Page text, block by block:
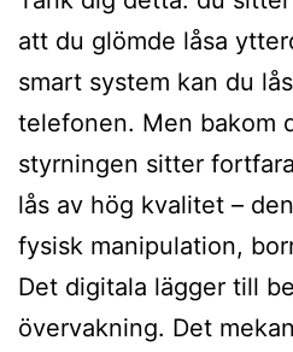
att du glömde låsa
smart system kan du
telefonen. Men bakom
styrningen sitter
lås av hög kvalitet –
fysisk manipulation,
Det digitala lägger till
övervakning. Det